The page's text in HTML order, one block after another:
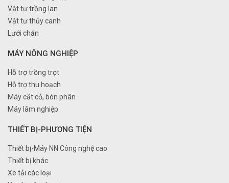
Vật tư trồng lan
Vật tư thủy canh
Lưới chắn
MÁY NÔNG NGHIỆP
Hỗ trợ trồng trọt
Hỗ trợ thu hoạch
Máy cắt cỏ, bón phân
Máy lâm nghiệp
THIẾT BỊ-PHƯƠNG TIỆN
Thiết bị-Máy NN Công nghệ cao
Thiết bị khác
Xe tải các loại